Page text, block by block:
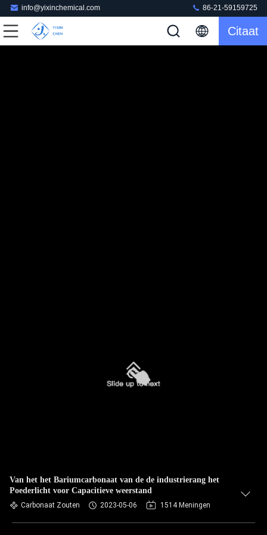
info@yixinchemical.com 86-21-59159725
Citaat
Van het het Bariumcarbonaat van de de industrierang het
Poederlicht voor Capacitieve weerstand
Carbonaat Zouten 2023-05-06 1514 Meningen